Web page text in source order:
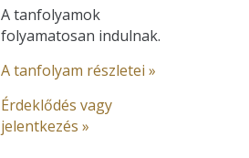
A tanfolyamok
folyamatosan indulnak.
A tanfolyam részletei »
Érdeklődés vagy
jelentkezés »